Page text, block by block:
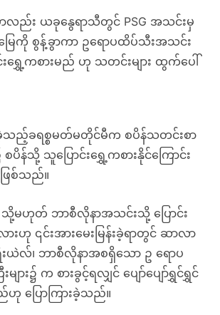
ည်း ယခုနွေရာသီတွင် PSG အသင်းမှ
ြေကို စွန့်ခွာကာ ဥရောပထိပ်သီးအသင်း
ရွှေ့ကစားမည် ဟု သတင်းများ ထွက်ပေါ်
သည့်ခရစ္စမတ်မတိုင်မီက စပိန်သတင်းစာ
ပိန်သို့ သူပြောင်းရွှေ့ကစားနိုင်ကြောင်း
ြစ်သည်။
ဟုတ် ဘာစီလိုနာအသင်းသို့ ပြောင်း
ဟု ၎င်းအားမေးမြန်းခဲ့ရာတွင် ဆာလာ
ယဲလ်၊ ဘာစီလိုနာအစရှိသော ဥ ရောပ
ား၌ က စားခွင့်ရလျှင် ပျော်ပျော်ရွှင်ရွှင်
ဟု ပြောကြားခဲ့သည်။